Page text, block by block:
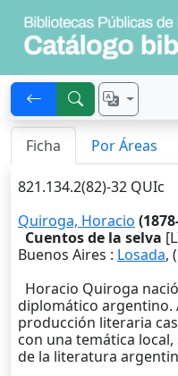
Ficha Por Áreas
821.134.2(82)-32 QUIc
Quiroga, Horacio
Cuentos de la selva
Buenos Aires : Losada,
Horacio Quiroga
diplomático argentino.
producción literaria
con una temática
de la literatura